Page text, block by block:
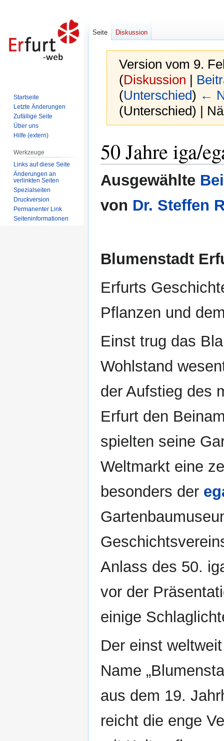
Version vom 9.
(Diskussion |
(Unterschied) ←
(Unterschied) |
Navigation
springen
Suche
springen
50 Jahre iga/
Ausgewählte
von Dr. Steffen
Blumenstadt
Erfurts
Pflanzen und
Einst trug das
Wohlstand
der Aufstieg des
Erfurt den
spielten seine
Weltmarkt eine
besonders der
Anlass des 50.
vor der
einige
Der einst
Name
aus dem 19.
reicht die enge
Seite Diskussion
Startseite
Letzte Änderungen
Zufällige Seite
Über uns
Hilfe (extern)
Werkzeuge
Links auf diese Seite
Änderungen an
verlinkten Seiten
Spezialseiten
Druckversion
Permanenter Link
Seiten­informationen